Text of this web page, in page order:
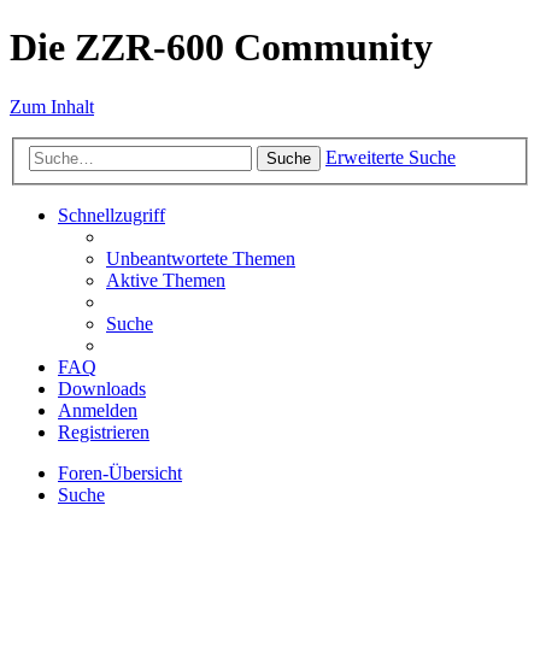
Die ZZR-600 Community
Zum Inhalt
Suche Erweiterte Suche
Schnellzugriff
Unbeantwortete Themen
Aktive Themen
Suche
FAQ
Downloads
Anmelden
Registrieren
Foren-Übersicht
Suche